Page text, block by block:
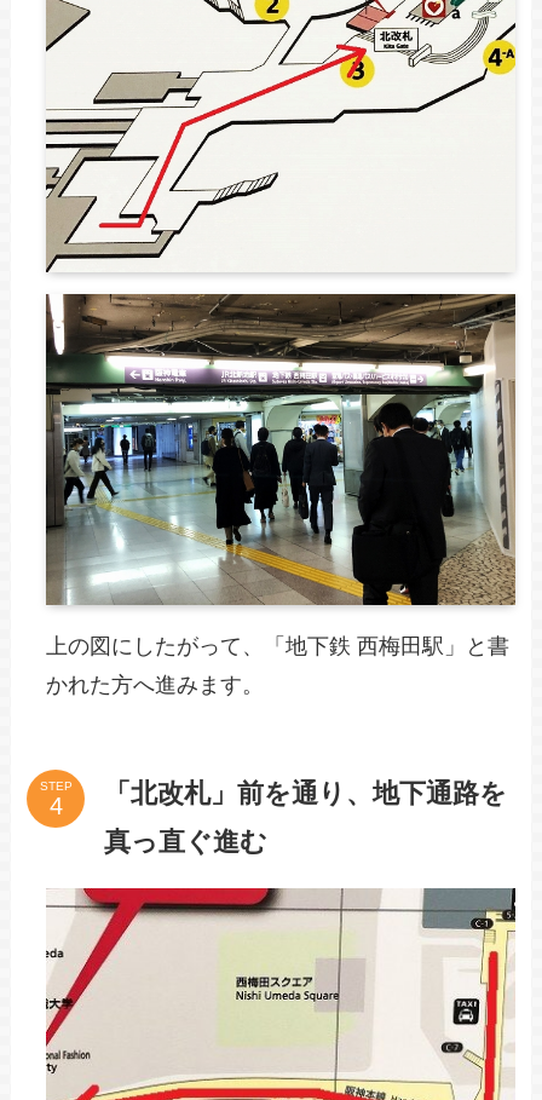
上の図にしたがって、「地下鉄 西梅田駅」と書
かれた方へ進みます。
STEP
「北改札」前を通り、地下通路を
真っ直ぐ進む